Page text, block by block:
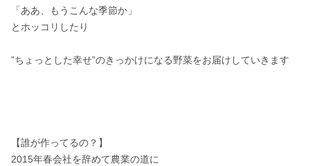
「ああ、もうこんな季節か」
とホッコリしたり
”ちょっとした幸せ”のきっかけになる野菜をお届けしていきます
【誰が作ってるの？】
2015年春会社を辞めて農業の道に